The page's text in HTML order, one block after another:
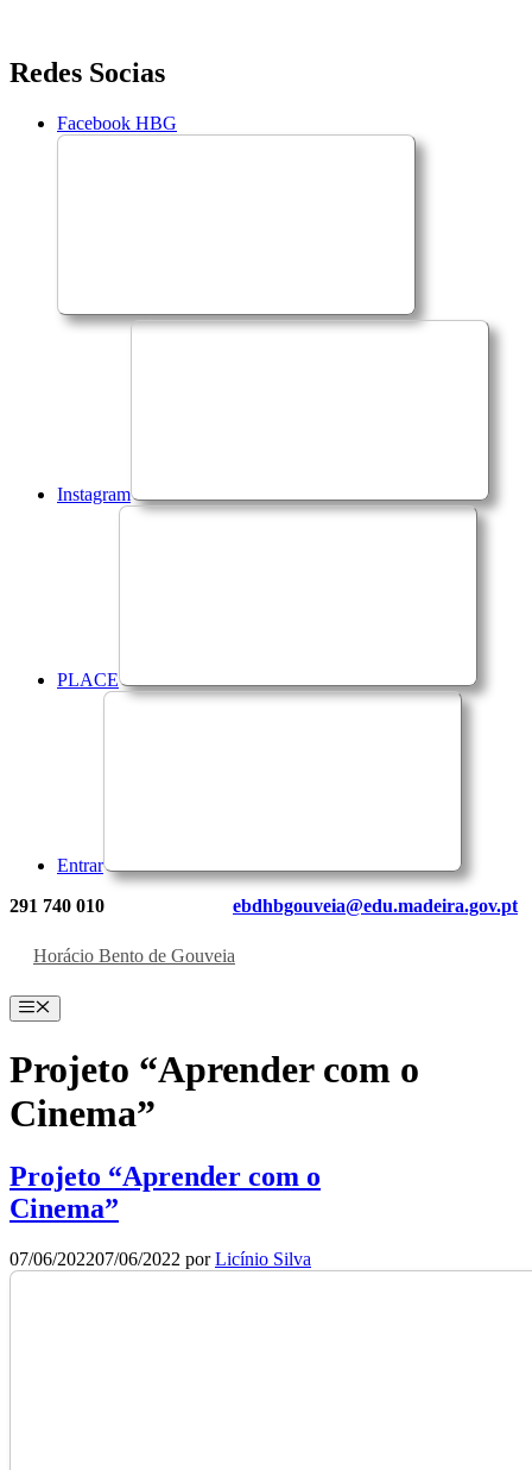
Saltar
para
conteúdo
Redes Socias
Facebook HBG
Instagram
PLACE
Entrar
291 740 010 ebdhbgouveia@edu.madeira.gov.pt
Horácio Bento de Gouveia
Menu
Projeto “Aprender com o
Cinema”
Projeto “Aprender com o
Cinema”
07/06/202207/06/2022 porLicínio Silva